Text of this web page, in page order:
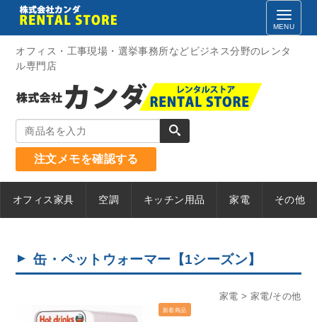
content
オフィス・工事現場・選挙事務所などビジネス分野のレンタ
ル専門店
注文メモを確認する
オフィス家具 空調 キッチン用品 家電 その他
缶・ペットウォーマー【1シーズン】
家電 家電/その他
新着商品